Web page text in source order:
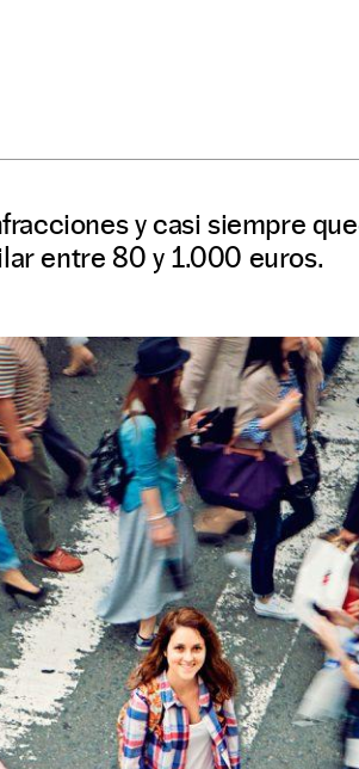
y casi siempre
entre 80 y 1.000 euros.